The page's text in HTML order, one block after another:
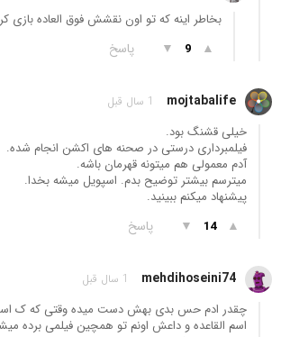
بخاطر اینه که تو اون نقشش فوق العاده بازی
▲
9
▼ پاسخ
mojtabalife 1 سال قبل
خیلی قشنگ بود.
فیلمبرداری درستی در صحنه های اکشن انجام شده.
آدم معمولی هم میتونه قهرمان باشه.
میترسم بیشتر توضیح بدم. اسپویل میشه بخدا.
پیشنهاد میکنم ببینید.
▲
14
▼ پاسخ
mehdihoseini74 1 سال قبل
چقدر ادم حس بدی بهش دست میده وقتی که ک
اسم القاعده و داعش اونم تو همچین فیلمی برده